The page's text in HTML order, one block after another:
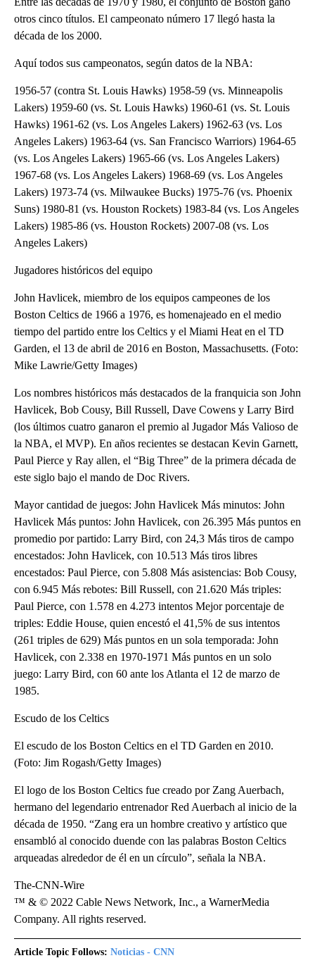
otros cinco títulos. El campeonato número 17 llegó hasta la
década de los 2000.
Aquí todos sus campeonatos, según datos de la NBA:
1956-57 (contra St. Louis Hawks) 1958-59 (vs. Minneapolis
Lakers) 1959-60 (vs. St. Louis Hawks) 1960-61 (vs. St. Louis
Hawks) 1961-62 (vs. Los Angeles Lakers) 1962-63 (vs. Los
Angeles Lakers) 1963-64 (vs. San Francisco Warriors) 1964-65
(vs. Los Angeles Lakers) 1965-66 (vs. Los Angeles Lakers)
1967-68 (vs. Los Angeles Lakers) 1968-69 (vs. Los Angeles
Lakers) 1973-74 (vs. Milwaukee Bucks) 1975-76 (vs. Phoenix
Suns) 1980-81 (vs. Houston Rockets) 1983-84 (vs. Los Angeles
Lakers) 1985-86 (vs. Houston Rockets) 2007-08 (vs. Los
Angeles Lakers)
Jugadores históricos del equipo
John Havlicek, miembro de los equipos campeones de los
Boston Celtics de 1966 a 1976, es homenajeado en el medio
tiempo del partido entre los Celtics y el Miami Heat en el TD
Garden, el 13 de abril de 2016 en Boston, Massachusetts. (Foto:
Mike Lawrie/Getty Images)
Los nombres históricos más destacados de la franquicia son John
Havlicek, Bob Cousy, Bill Russell, Dave Cowens y Larry Bird
(los últimos cuatro ganaron el premio al Jugador Más Valioso de
la NBA, el MVP). En años recientes se destacan Kevin Garnett,
Paul Pierce y Ray allen, el “Big Three” de la primera década de
este siglo bajo el mando de Doc Rivers.
Mayor cantidad de juegos: John Havlicek Más minutos: John
Havlicek Más puntos: John Havlicek, con 26.395 Más puntos en
promedio por partido: Larry Bird, con 24,3 Más tiros de campo
encestados: John Havlicek, con 10.513 Más tiros libres
encestados: Paul Pierce, con 5.808 Más asistencias: Bob Cousy,
con 6.945 Más rebotes: Bill Russell, con 21.620 Más triples:
Paul Pierce, con 1.578 en 4.273 intentos Mejor porcentaje de
triples: Eddie House, quien encestó el 41,5% de sus intentos
(261 triples de 629) Más puntos en un sola temporada: John
Havlicek, con 2.338 en 1970-1971 Más puntos en un solo
juego: Larry Bird, con 60 ante los Atlanta el 12 de marzo de
1985.
Escudo de los Celtics
El escudo de los Boston Celtics en el TD Garden en 2010.
(Foto: Jim Rogash/Getty Images)
El logo de los Boston Celtics fue creado por Zang Auerbach,
hermano del legendario entrenador Red Auerbach al inicio de la
década de 1950. “Zang era un hombre creativo y artístico que
ensambló al conocido duende con las palabras Boston Celtics
arqueadas alrededor de él en un círculo”, señala la NBA.
The-CNN-Wire
™ & © 2022 Cable News Network, Inc., a WarnerMedia
Company. All rights reserved.
Article Topic Follows: Noticias - CNN